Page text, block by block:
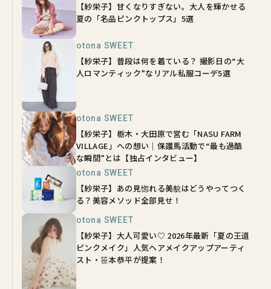
【紗栄子】甘くなりすぎない。大人を輝かせる
夏の「名品ピンクトップス」5選
otona SWEET
【紗栄子】普段は何を着ている？ 撮影日の“大
人ロマンティック”なリアル私服コーデ5選
otona SWEET
【紗栄子】栃木・大田原で営む「NASU FARM
VILLAGE」への想い｜保護馬活動で“最も過酷
な瞬間”とは【独占インタビュー】
otona SWEET
【紗栄子】あの見惚れる美貌はどうやってつく
る？美容メソッド全部見せ！
otona SWEET
【紗栄子】大人可愛い♡ 2026年最新「夏の王道
ピンクメイク」人気ヘアメイクアップアーティ
スト・笹本恭平が提案！